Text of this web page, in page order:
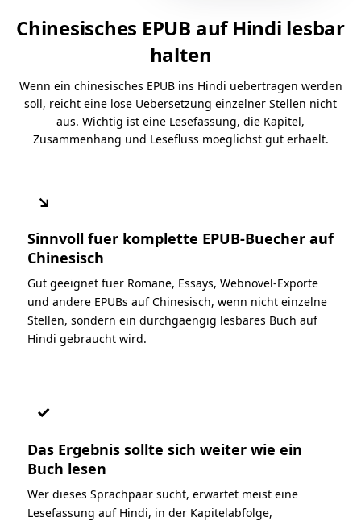
Chinesisches EPUB auf Hindi lesbar
halten
Wenn ein chinesisches EPUB ins Hindi uebertragen werden
soll, reicht eine lose Uebersetzung einzelner Stellen nicht
aus. Wichtig ist eine Lesefassung, die Kapitel,
Zusammenhang und Lesefluss moeglichst gut erhaelt.
↘
Sinnvoll fuer komplette EPUB-Buecher auf
Chinesisch
Gut geeignet fuer Romane, Essays, Webnovel-Exporte
und andere EPUBs auf Chinesisch, wenn nicht einzelne
Stellen, sondern ein durchgaengig lesbares Buch auf
Hindi gebraucht wird.
✓
Das Ergebnis sollte sich weiter wie ein
Buch lesen
Wer dieses Sprachpaar sucht, erwartet meist eine
Lesefassung auf Hindi, in der Kapitelabfolge,